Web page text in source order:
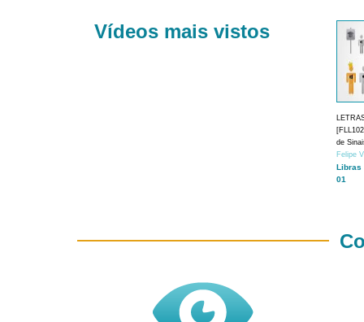
Vídeos mais vistos
de
Felipe
Libras
01